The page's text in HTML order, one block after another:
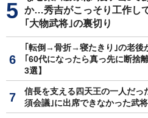
か…秀吉がこっそり工作し
｢大物武将｣の裏切り
｢転倒→骨折→寝たきり｣の老
｢60代になったら真っ先に断捨
3選】
信長を支える四天王の一人だ
須会議｣に出席できなかった武